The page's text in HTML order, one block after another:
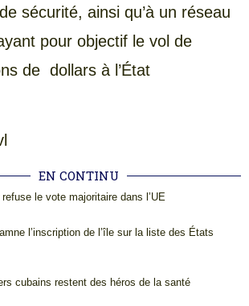
sécurité, ainsi qu’à un réseau
pour objectif le vol de
de dollars à l’État
EN CONTINU
refuse le vote majoritaire dans l’UE
l’inscription de l’île sur la liste des États
cubains restent des héros de la santé